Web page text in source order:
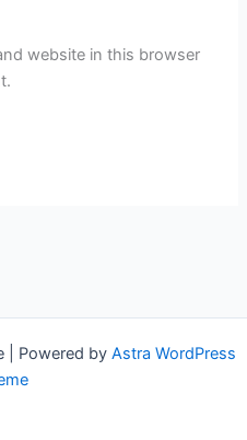
website in this browser
| Powered by Astra WordPress